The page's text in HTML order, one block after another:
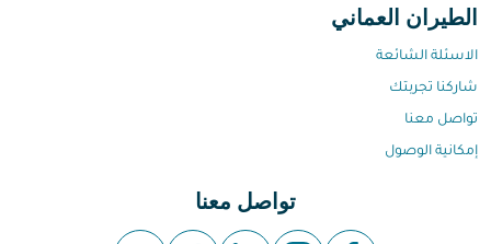
الطيران العماني
الاسئلة الشائعة
شاركنا تجربتك
تواصل معنا
إمكانية الوصول
تواصل معنا